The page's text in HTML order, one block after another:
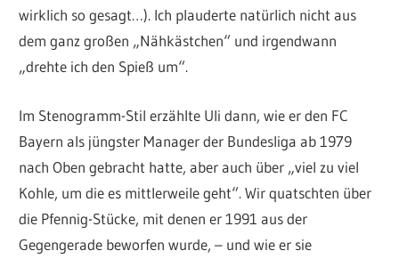
wirklich so gesagt…). Ich plauderte natürlich nicht aus
dem ganz großen „Nähkästchen“ und irgendwann
„drehte ich den Spieß um“.
Im Stenogramm-Stil erzählte Uli dann, wie er den FC
Bayern als jüngster Manager der Bundesliga ab 1979
nach Oben gebracht hatte, aber auch über „viel zu viel
Kohle, um die es mittlerweile geht“. Wir quatschten über
die Pfennig-Stücke, mit denen er 1991 aus der
Gegengerade beworfen wurde, – und wie er sie